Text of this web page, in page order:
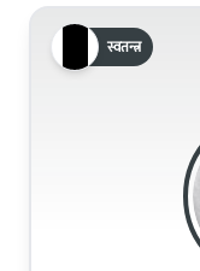
स्वतन्त्र